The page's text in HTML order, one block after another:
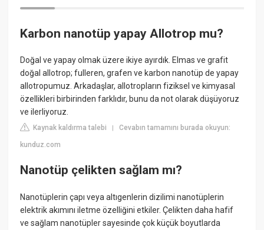
Karbon nanotüp yapay Allotrop mu?
Doğal ve yapay olmak üzere ikiye ayırdık. Elmas ve grafit
doğal allotrop; fulleren, grafen ve karbon nanotüp de yapay
allotropumuz. Arkadaşlar, allotropların fiziksel ve kimyasal
özellikleri birbirinden farklıdır, bunu da not olarak düşüyoruz
ve ilerliyoruz.
Kaynak kaldırma talebi |Cevabın tamamını burada okuyun:
kunduz.com
Nanotüp çelikten sağlam mı?
Nanotüplerin çapı veya altıgenlerin dizilimi nanotüplerin
elektrik akımını iletme özelliğini etkiler. Çelikten daha hafif
ve sağlam nanotüpler sayesinde çok küçük boyutlarda